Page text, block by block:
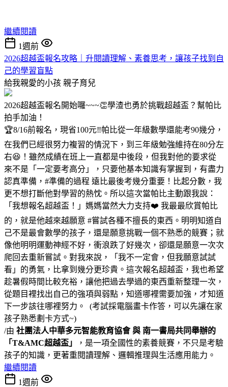
繼續閱讀
1週前
2026超越盃報名攻略｜升閱讀理解、素養思考，讓孩子找到自
己的學習盲點
給我親愛的小孩 親子育兒
2026超越盃報名開始囉~~~👏學渣也勇於挑戰超越盃？幫帕比
拍手加油！
🏆8/16前報名，現省100元‼️帕比從一年級數學還能考90幾分，
在我們已經很努力複習的情況下，到三年級勉強維持在80分左
右😆！雖然成績在班上一直都是中後段，但我對他的要求從
來不是「一定要考高分」，只要他基本知識有掌握到，有盡力
認真準備，#準備的過程 遠比最後考幾分重要！比起分數，我
更不想打斷他對學習的熱忱。所以這次當帕比主動跟我說：
「我想報名超越盃！」媽媽當然大力支持❤️ 我最最欣賞帕比
的，就是他越來越願意 #嘗試各種不擅長的東西。明明知道自
己不是最會數學的孩子，還是願意挑戰一個不熟悉的競賽；就
像他明明運動神經不好，衝浪跌了好幾次，卻還是願意一次次
爬回去重新嘗試。對我來說，「我不一定會，但我願意試試
看」的勇氣，比拿到幾分更珍貴。這次報名超越盃，我也希望
趁暑假時間比較充裕，讓他把過去學過的東西重新整理一次，
從題目裡找出自己的強項與弱點，知道哪裡需要加強，才知道
下一步該往哪裡努力。 (考試採電腦畫卡作答，可以先讓在家
孩子熟悉劃卡方式~)
/由 社團法人中華多元智能教育協會 與 南一書局共同舉辦的
「T&AMC超越盃」
，是一項全國性的素養競賽，不只是考驗
孩子的知識，更著重閱讀理解、邏輯推理與生活應用能力。
繼續閱讀
1週前